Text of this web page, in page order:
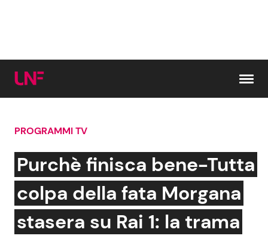
Cerca:
News e Cronaca
Attualità Italiana
Gossip e TV
Bellezze VIP
PROGRAMMI TV
Purchè finisca bene-Tutta
colpa della fata Morgana
stasera su Rai 1: la trama